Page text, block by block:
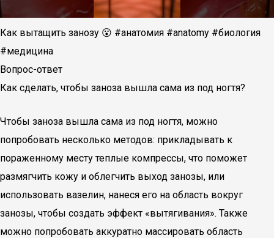
Как вытащить занозу 😮 #анатомия #anatomy #биология
#медицина
Вопрос-ответ
Как сделать, чтобы заноза вышла сама из под ногтя?
Чтобы заноза вышла сама из под ногтя, можно
попробовать несколько методов: прикладывать к
пораженному месту теплые компрессы, что поможет
размягчить кожу и облегчить выход занозы, или
использовать вазелин, нанеся его на область вокруг
занозы, чтобы создать эффект «вытягивания». Также
можно попробовать аккуратно массировать область